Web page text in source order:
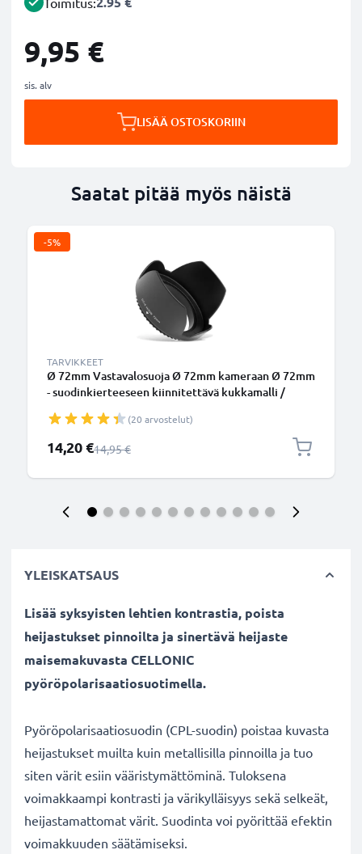
9,95 €
sis. alv
LISÄÄ OSTOSKORIIN
Saatat pitää myös näistä
-5%
TARVIKKEET
Ø 72mm Vastavalosuoja Ø 72mm kameraan Ø 72mm
- suodinkierteeseen kiinnitettävä kukkamalli /
CELLONIC
(20 arvostelut)
Erikoishinta
14,20 €Normaali hinta
14,95 €
YLEISKATSAUS
Lisää syksyisten lehtien kontrastia, poista
heijastukset pinnoilta ja sinertävä heijaste
maisemakuvasta CELLONIC
pyöröpolarisaatiosuotimella.
Pyöröpolarisaatiosuodin (CPL-suodin) poistaa kuvasta
heijastukset muilta kuin metallisilla pinnoilla ja tuo
siten värit esiin vääristymättöminä. Tuloksena
voimakkaampi kontrasti ja värikylläisyys sekä selkeät,
heijastamattomat värit. Suodinta voi pyörittää efektin
voimakkuuden säätämiseksi.